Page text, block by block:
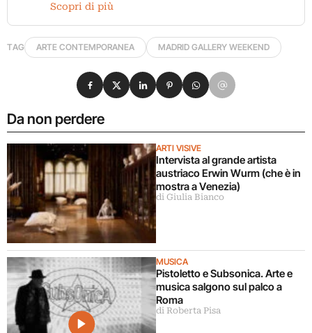
Scopri di più
TAG ARTE CONTEMPORANEA MADRID GALLERY WEEKEND
Da non perdere
ARTI VISIVE
Intervista al grande artista
austriaco Erwin Wurm (che è in
mostra a Venezia)
di Giulia Bianco
MUSICA
Pistoletto e Subsonica. Arte e
musica salgono sul palco a
Roma
di Roberta Pisa
Condividi su Facebook
Condividi su X
Condividi su LinkedIn
Condividi su Pinterest
Condividi su WhatsApp
Condividi su Email